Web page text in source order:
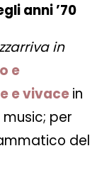
anni ’70
in
e
e vivacein
per
del